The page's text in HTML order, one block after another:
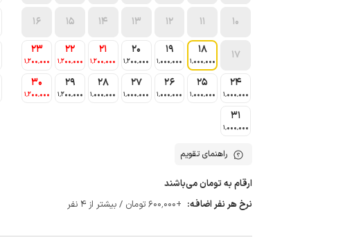
10
11
12
13
14
15
16
17
18
1٬000٬000
19
1٬000٬000
20
1٬200٬000
21
1٬200٬000
22
1٬200٬000
23
1٬200٬000
24
1٬000٬000
25
1٬000٬000
26
1٬000٬000
27
1٬000٬000
28
1٬000٬000
29
1٬200٬000
30
1٬200٬000
31
1٬000٬000
راهنمای تقویم
ارقام به تومان می‌باشند
نرخ هر نفر اضافه: +600٬000 تومان / بیشتر از 4 نفر